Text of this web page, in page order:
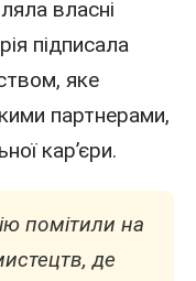
власні
підписала
яке
партнерами,
кар’єри.
помітили на
де